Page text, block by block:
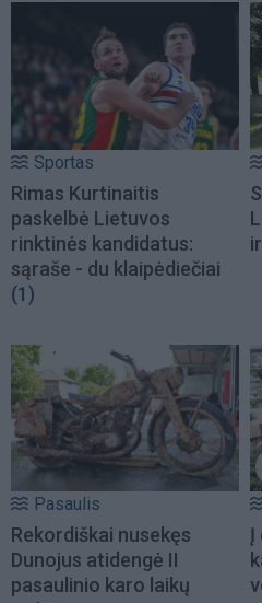
Sportas
Rimas Kurtinaitis
paskelbė Lietuvos
rinktinės kandidatus:
sąraše - du klaipėdiečiai
(1)
Pasaulis
Rekordiškai nusekęs
Dunojus atidengė II
pasaulinio karo laikų
Į